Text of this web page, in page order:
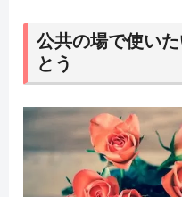
公共の場で使い
とう